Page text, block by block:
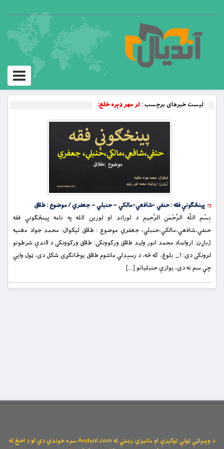
Toggle
لیست خبرهای برچسب :تر مهر ډېره خلع:
پینځګونې فقه : حنفي -شافعي-مالکي – حنبلي – جعفري / موضوع : طلاق
بِسْمِ اللَّهِ الرَّحْمَنِ الرَّحِيمِ د لوراند او لورین الله په نامه پینځګونې فقه
حنفي،شافعي،مالکي،حنبلي، جعفري موضوع : طلاق ليکوال: محمد جواد مغنيه
ژباړن: ارواښاد محمد انور وليد طلاق وركوونكى: طلاق وركوونكى د لاندې شرطونو
لرونكى دى: 1_ بلوغ، كه څه، د رسېدلي ماشوم طلاق يوځانګړى شكل دى، ټول وايي
چې سم نه دى، يوازې حنبليانو […]
د وېبپاڼې ټولې توکیزې او مانیزې رښتې له Andyal.com سره خوندي دي او د اخځ له